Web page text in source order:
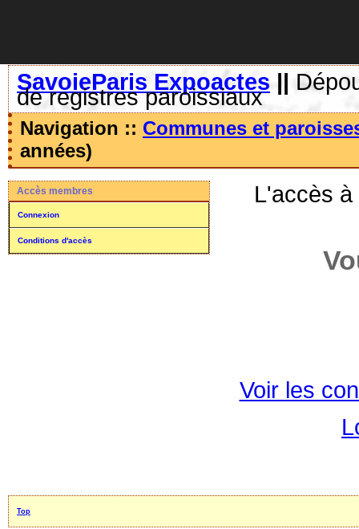
SavoieParis Expoactes ||
de registres paroissiaux
Navigation :: Communes et
années)
Accès membres
Connexion
Conditions d'accès
L'accès
Voir les
Top